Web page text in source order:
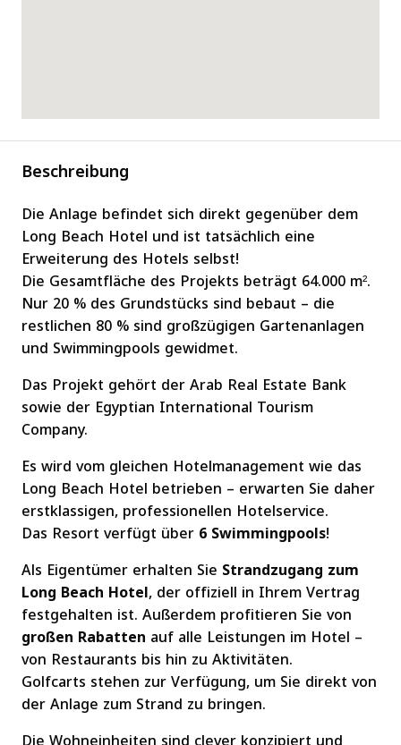
Beschreibung
Die Anlage befindet sich direkt gegenüber dem
Long Beach Hotel und ist tatsächlich eine
Erweiterung des Hotels selbst!
Die Gesamtfläche des Projekts beträgt 64.000 m².
Nur 20 % des Grundstücks sind bebaut – die
restlichen 80 % sind großzügigen Gartenanlagen
und Swimmingpools gewidmet.
Das Projekt gehört der Arab Real Estate Bank
sowie der Egyptian International Tourism
Company.
Es wird vom gleichen Hotelmanagement wie das
Long Beach Hotel betrieben – erwarten Sie daher
erstklassigen, professionellen Hotelservice.
Das Resort verfügt über6 Swimmingpools!
Als Eigentümer erhalten Sie Strandzugang zum
Long Beach Hotel, der offiziell in Ihrem Vertrag
festgehalten ist. Außerdem profitieren Sie von
großen Rabatten auf alle Leistungen im Hotel –
von Restaurants bis hin zu Aktivitäten.
Golfcarts stehen zur Verfügung, um Sie direkt von
der Anlage zum Strand zu bringen.